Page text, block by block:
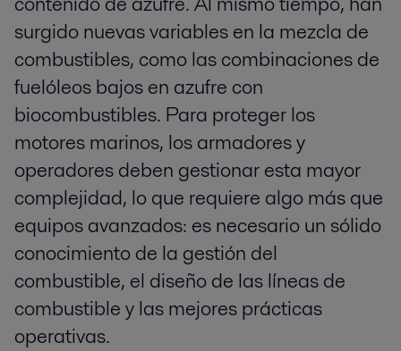
surgido nuevas variables en la mezcla de
combustibles, como las combinaciones de
fuelóleos bajos en azufre con
biocombustibles. Para proteger los
motores marinos, los armadores y
operadores deben gestionar esta mayor
complejidad, lo que requiere algo más que
equipos avanzados: es necesario un sólido
conocimiento de la gestión del
combustible, el diseño de las líneas de
combustible y las mejores prácticas
operativas.